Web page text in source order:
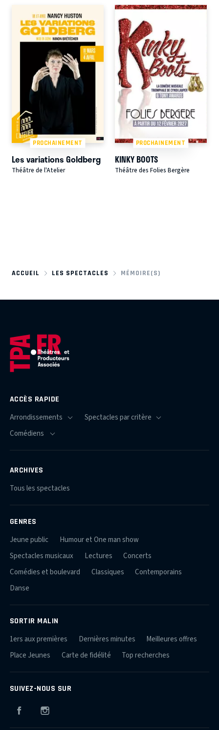
PROCHAINEMENT
Les variations Goldberg
Théâtre de l'Atelier
PROCHAINEMENT
KINKY BOOTS
Théâtre des Folies Bergère
ACCUEIL LES SPECTACLES MÉMOIRE(S)
ACCÈS RAPIDE
ARCHIVES
Tous les spectacles
GENRES
Jeune public
Humour et One man show
Spectacles musicaux
Lectures
Concerts
Comédies et boulevard
Classiques
Contemporains
Danse
SORTIR MALIN
1ers aux premières Dernières minutes
Meilleures offres
Place Jeunes
Carte de fidélité Top recherches
SUIVEZ-NOUS SUR
Facebook